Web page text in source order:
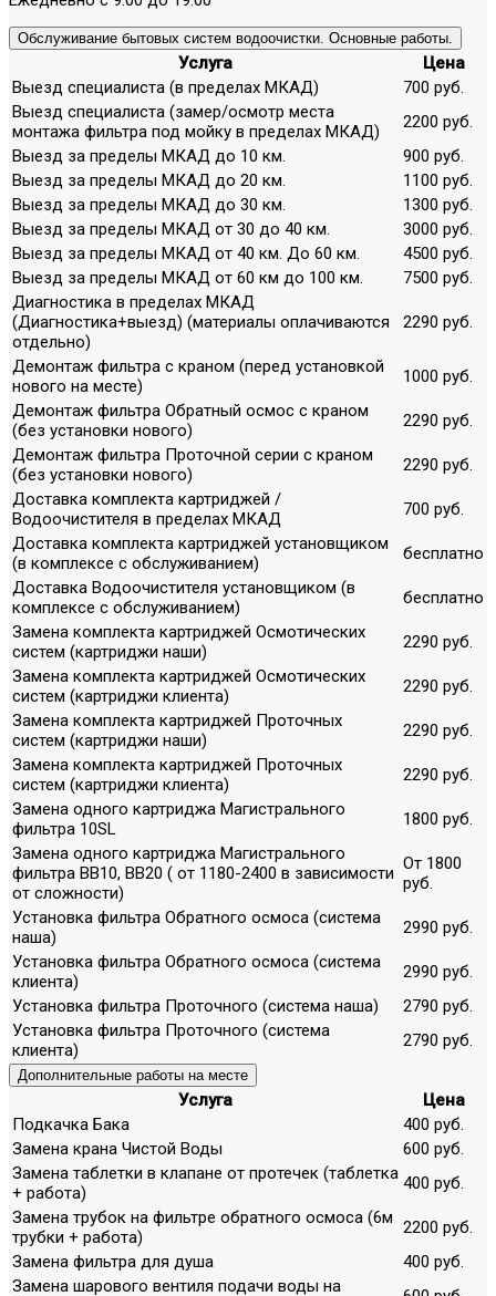
Обслуживание бытовых систем водоочистки. Основные работы.
Услуга
Цена
Выезд специалиста (в пределах МКАД)
700 руб.
Выезд специалиста (замер/осмотр места
монтажа фильтра под мойку в пределах МКАД)
2200 руб.
Выезд за пределы МКАД до 10 км.
900 руб.
Выезд за пределы МКАД до 20 км.
1100 руб.
Выезд за пределы МКАД до 30 км.
1300 руб.
Выезд за пределы МКАД от 30 до 40 км.
3000 руб.
Выезд за пределы МКАД от 40 км. До 60 км.
4500 руб.
Выезд за пределы МКАД от 60 км до 100 км.
7500 руб.
Диагностика в пределах МКАД
(Диагностика+выезд) (материалы оплачиваются
отдельно)
2290 руб.
Демонтаж фильтра с краном (перед установкой
нового на месте)
1000 руб.
Демонтаж фильтра Обратный осмос с краном
(без установки нового)
2290 руб.
Демонтаж фильтра Проточной серии с краном
(без установки нового)
2290 руб.
Доставка комплекта картриджей /
Водоочистителя в пределах МКАД
700 руб.
Доставка комплекта картриджей установщиком
(в комплексе с обслуживанием)
бесплатно
Доставка Водоочистителя установщиком (в
комплексе с обслуживанием)
бесплатно
Замена комплекта картриджей Осмотических
систем (картриджи наши)
2290 руб.
Замена комплекта картриджей Осмотических
систем (картриджи клиента)
2290 руб.
Замена комплекта картриджей Проточных
систем (картриджи наши)
2290 руб.
Замена комплекта картриджей Проточных
систем (картриджи клиента)
2290 руб.
Замена одного картриджа Магистрального
фильтра 10SL
1800 руб.
Замена одного картриджа Магистрального
фильтра ВВ10, ВВ20 ( от 1180-2400 в зависимости
от сложности)
От 1800
руб.
Установка фильтра Обратного осмоса (система
наша)
2990 руб.
Установка фильтра Обратного осмоса (система
клиента)
2990 руб.
Установка фильтра Проточного (система наша)
2790 руб.
Установка фильтра Проточного (система
клиента)
2790 руб.
Дополнительные работы на месте
Услуга
Цена
Подкачка Бака
400 руб.
Замена крана Чистой Воды
600 руб.
Замена таблетки в клапане от протечек (таблетка
+ работа)
400 руб.
Замена трубок на фильтре обратного осмоса (6м
трубки + работа)
2200 руб.
Замена фильтра для душа
400 руб.
Замена шарового вентиля подачи воды на